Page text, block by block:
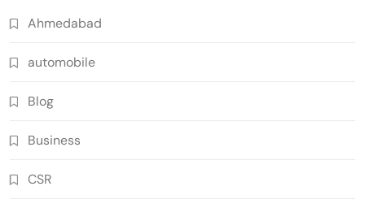
Ahmedabad
automobile
Blog
Business
CSR